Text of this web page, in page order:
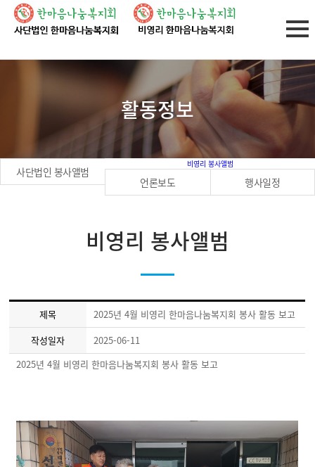
활동정보
사단법인 봉사앨범
비영리 봉사앨범
언론보도 행사일정
비영리 봉사앨범
제목
2025년 4월 비영리 한마음나눔복지회 봉사 활동 보고
작성일자
2025-06-11
2025년 4월 비영리 한마음나눔복지회 봉사 활동 보고